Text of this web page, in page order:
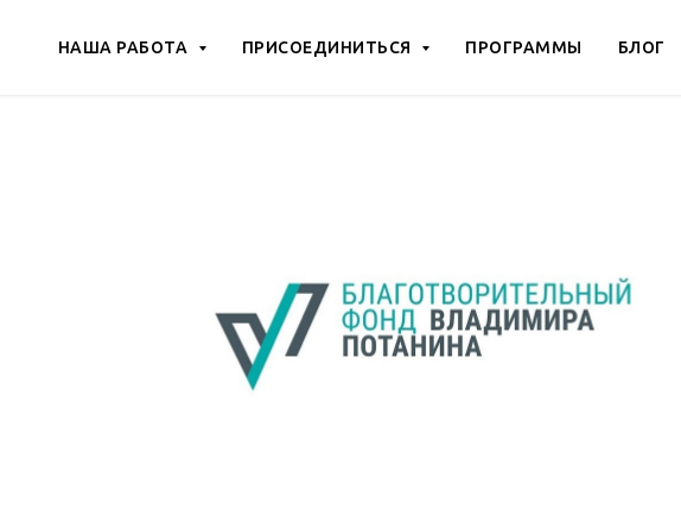
НАША РАБОТА ПРИСОЕДИНИТЬСЯ ПРОГРАММЫ БЛОГ